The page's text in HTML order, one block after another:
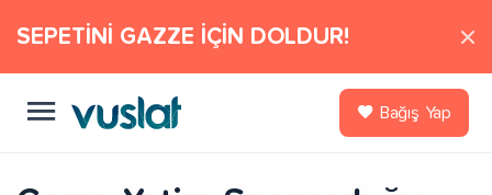
SEPETİNİ GAZZE İÇİN DOLDUR!
Bağış Yap